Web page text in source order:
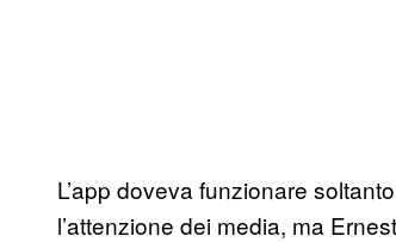
L’app doveva funzionare
l’attenzione dei media, ma